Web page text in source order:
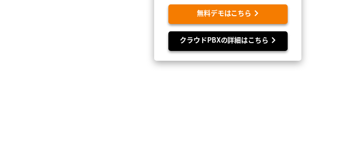
無料デモはこちら
クラウドPBXの詳細はこちら